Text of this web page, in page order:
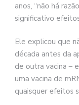
anos, “não há
significativo
Ele explicou que
década antes da
de outra vacina –
uma vacina de
quaisquer efeitos